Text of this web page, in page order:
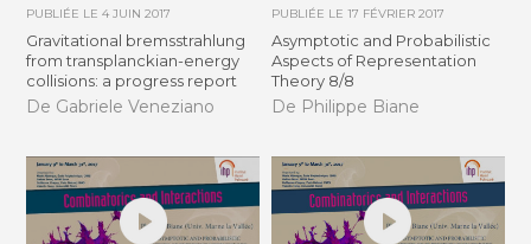
PUBLIÉE LE4 JUIN 2017
Gravitational bremsstrahlung
from transplanckian-energy
collisions: a progress report
De Gabriele Veneziano
PUBLIÉE LE 17 FÉVRIER 2017
Asymptotic and Probabilistic
Aspects of Representation
Theory 8/8
De Philippe Biane